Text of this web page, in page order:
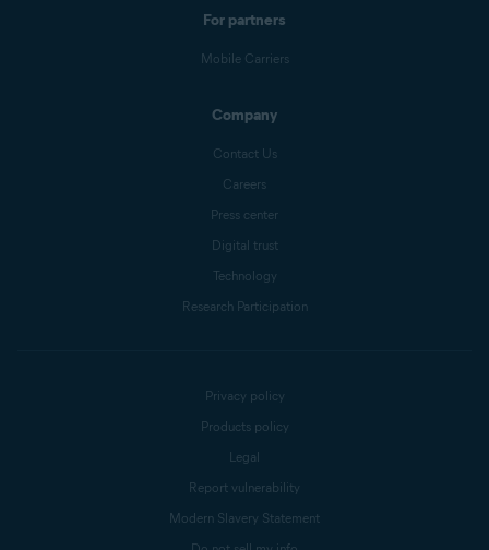
For partners
Mobile Carriers
Company
Contact Us
Careers
Press center
Digital trust
Technology
Research Participation
Privacy policy
Products policy
Legal
Report vulnerability
Modern Slavery Statement